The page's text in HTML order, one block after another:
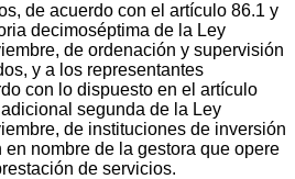
de acuerdo con el artículo 86.1 y
decimoséptima de la Ley
de ordenación y supervisión
y a los representantes
con lo dispuesto en el artículo
segunda de la Ley
de instituciones de inversión
nombre de la gestora que opere
de servicios.